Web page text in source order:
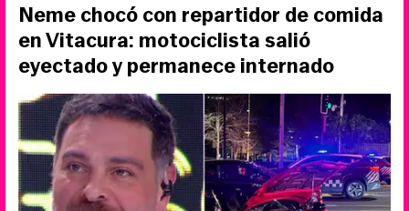
Neme chocó con repartidor de comida
en Vitacura: motociclista salió
eyectado y permanece internado